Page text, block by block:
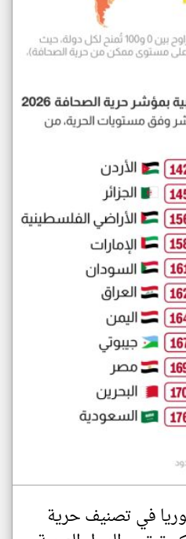
في تصنيف حرية